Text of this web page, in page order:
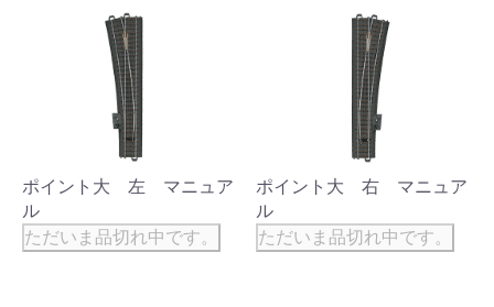
ポイント大 左 マニュア
ル
ただいま品切れ中です。
ポイント大 右 マニュア
ル
ただいま品切れ中です。